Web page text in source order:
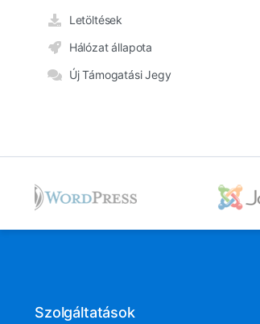
Letöltések
Hálózat állapota
Új Támogatási Jegy
Szolgáltatások